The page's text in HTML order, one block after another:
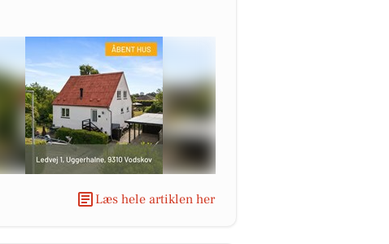
Læs hele artiklen her